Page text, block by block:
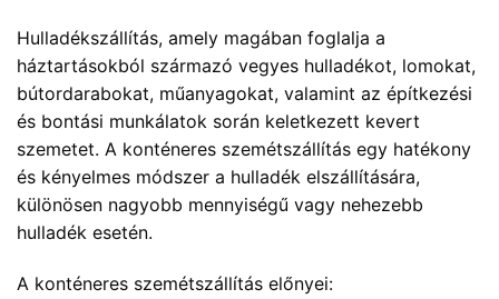
Hulladékszállítás, amely magában foglalja a
háztartásokból származó vegyes hulladékot, lomokat,
bútordarabokat, műanyagokat, valamint az építkezési
és bontási munkálatok során keletkezett kevert
szemetet. A konténeres szemétszállítás egy hatékony
és kényelmes módszer a hulladék elszállítására,
különösen nagyobb mennyiségű vagy nehezebb
hulladék esetén.
A konténeres szemétszállítás előnyei: